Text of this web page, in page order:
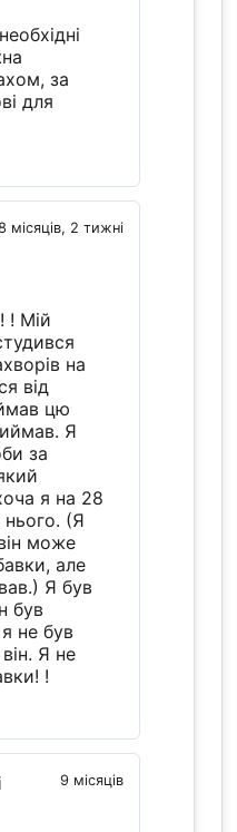
за
для
місяців, 2 тижні
! Мій
на
від
цю
Я
за
я на 28
нього. (Я
може
але
Я був
був
не був
Я не
!
9 місяців